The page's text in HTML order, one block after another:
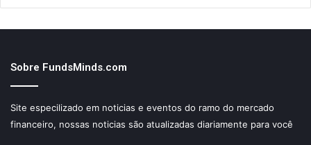
Sobre FundsMinds.com
Site especilizado em noticias e eventos do ramo do mercado
financeiro, nossas noticias são atualizadas diariamente para você